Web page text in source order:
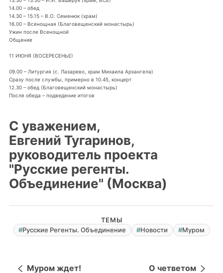
14.00 – обед
14.30 – 15.15 – В.О. Семенюк (храм)
16.00 – Всенощная (Благовещенский монастырь)
Ужин после Всенощной
Общение
11 ИЮНЯ (ВОСЕРЕСЕНЬЕ)
09.00 – Литургия (с. Лазарево, храм Михаила Архангела)
Сразу после службы, примерно в 10.45, концерт
12.30 – обед (Благовещенский монастырь)
После обеда – подведение итогов
С уважением,
Евгений Тугаринов,
руководитель проекта
"Русские регенты.
Объединение" (Москва)
ТЕМЫ
Русские Регенты. Объединение
Новости Муром
Муром ждет!
О четветом